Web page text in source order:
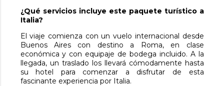
¿Qué servicios incluye este paquete turístico a
Italia?
El viaje comienza con un vuelo internacional desde
Buenos Aires con destino a Roma, en clase
económica y con equipaje de bodega incluido. A la
llegada, un traslado los llevará cómodamente hasta
su hotel para comenzar a disfrutar de esta
fascinante experiencia por Italia.